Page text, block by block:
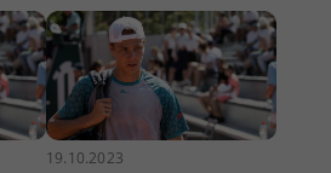
19.10.2023